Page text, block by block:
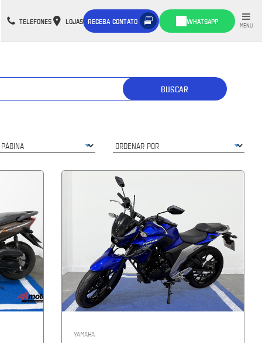
TELEFONES LOJAS RECEBA CONTATO WHATSAPP MENU
BUSCAR
YAMAHA